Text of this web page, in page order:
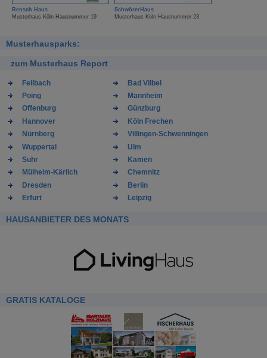
Rensch Haus
Musterhaus Köln Hausnummer 19
SchwörerHaus
Musterhaus Köln Hausnummer 23
Musterhausparks:
zum Musterhaus Report
Fellbach
Bad Vilbel
Poing
Mannheim
Offenburg
Günzburg
Hannover
Köln Frechen
Nürnberg
Villingen-Schwenningen
Wuppertal
Ulm
Suhr
Kamen
Mülheim-Kärlich
Chemnitz
Dresden
Berlin
Erfurt
Leipzig
HAUSANBIETER DES MONATS
GRATIS KATALOGE